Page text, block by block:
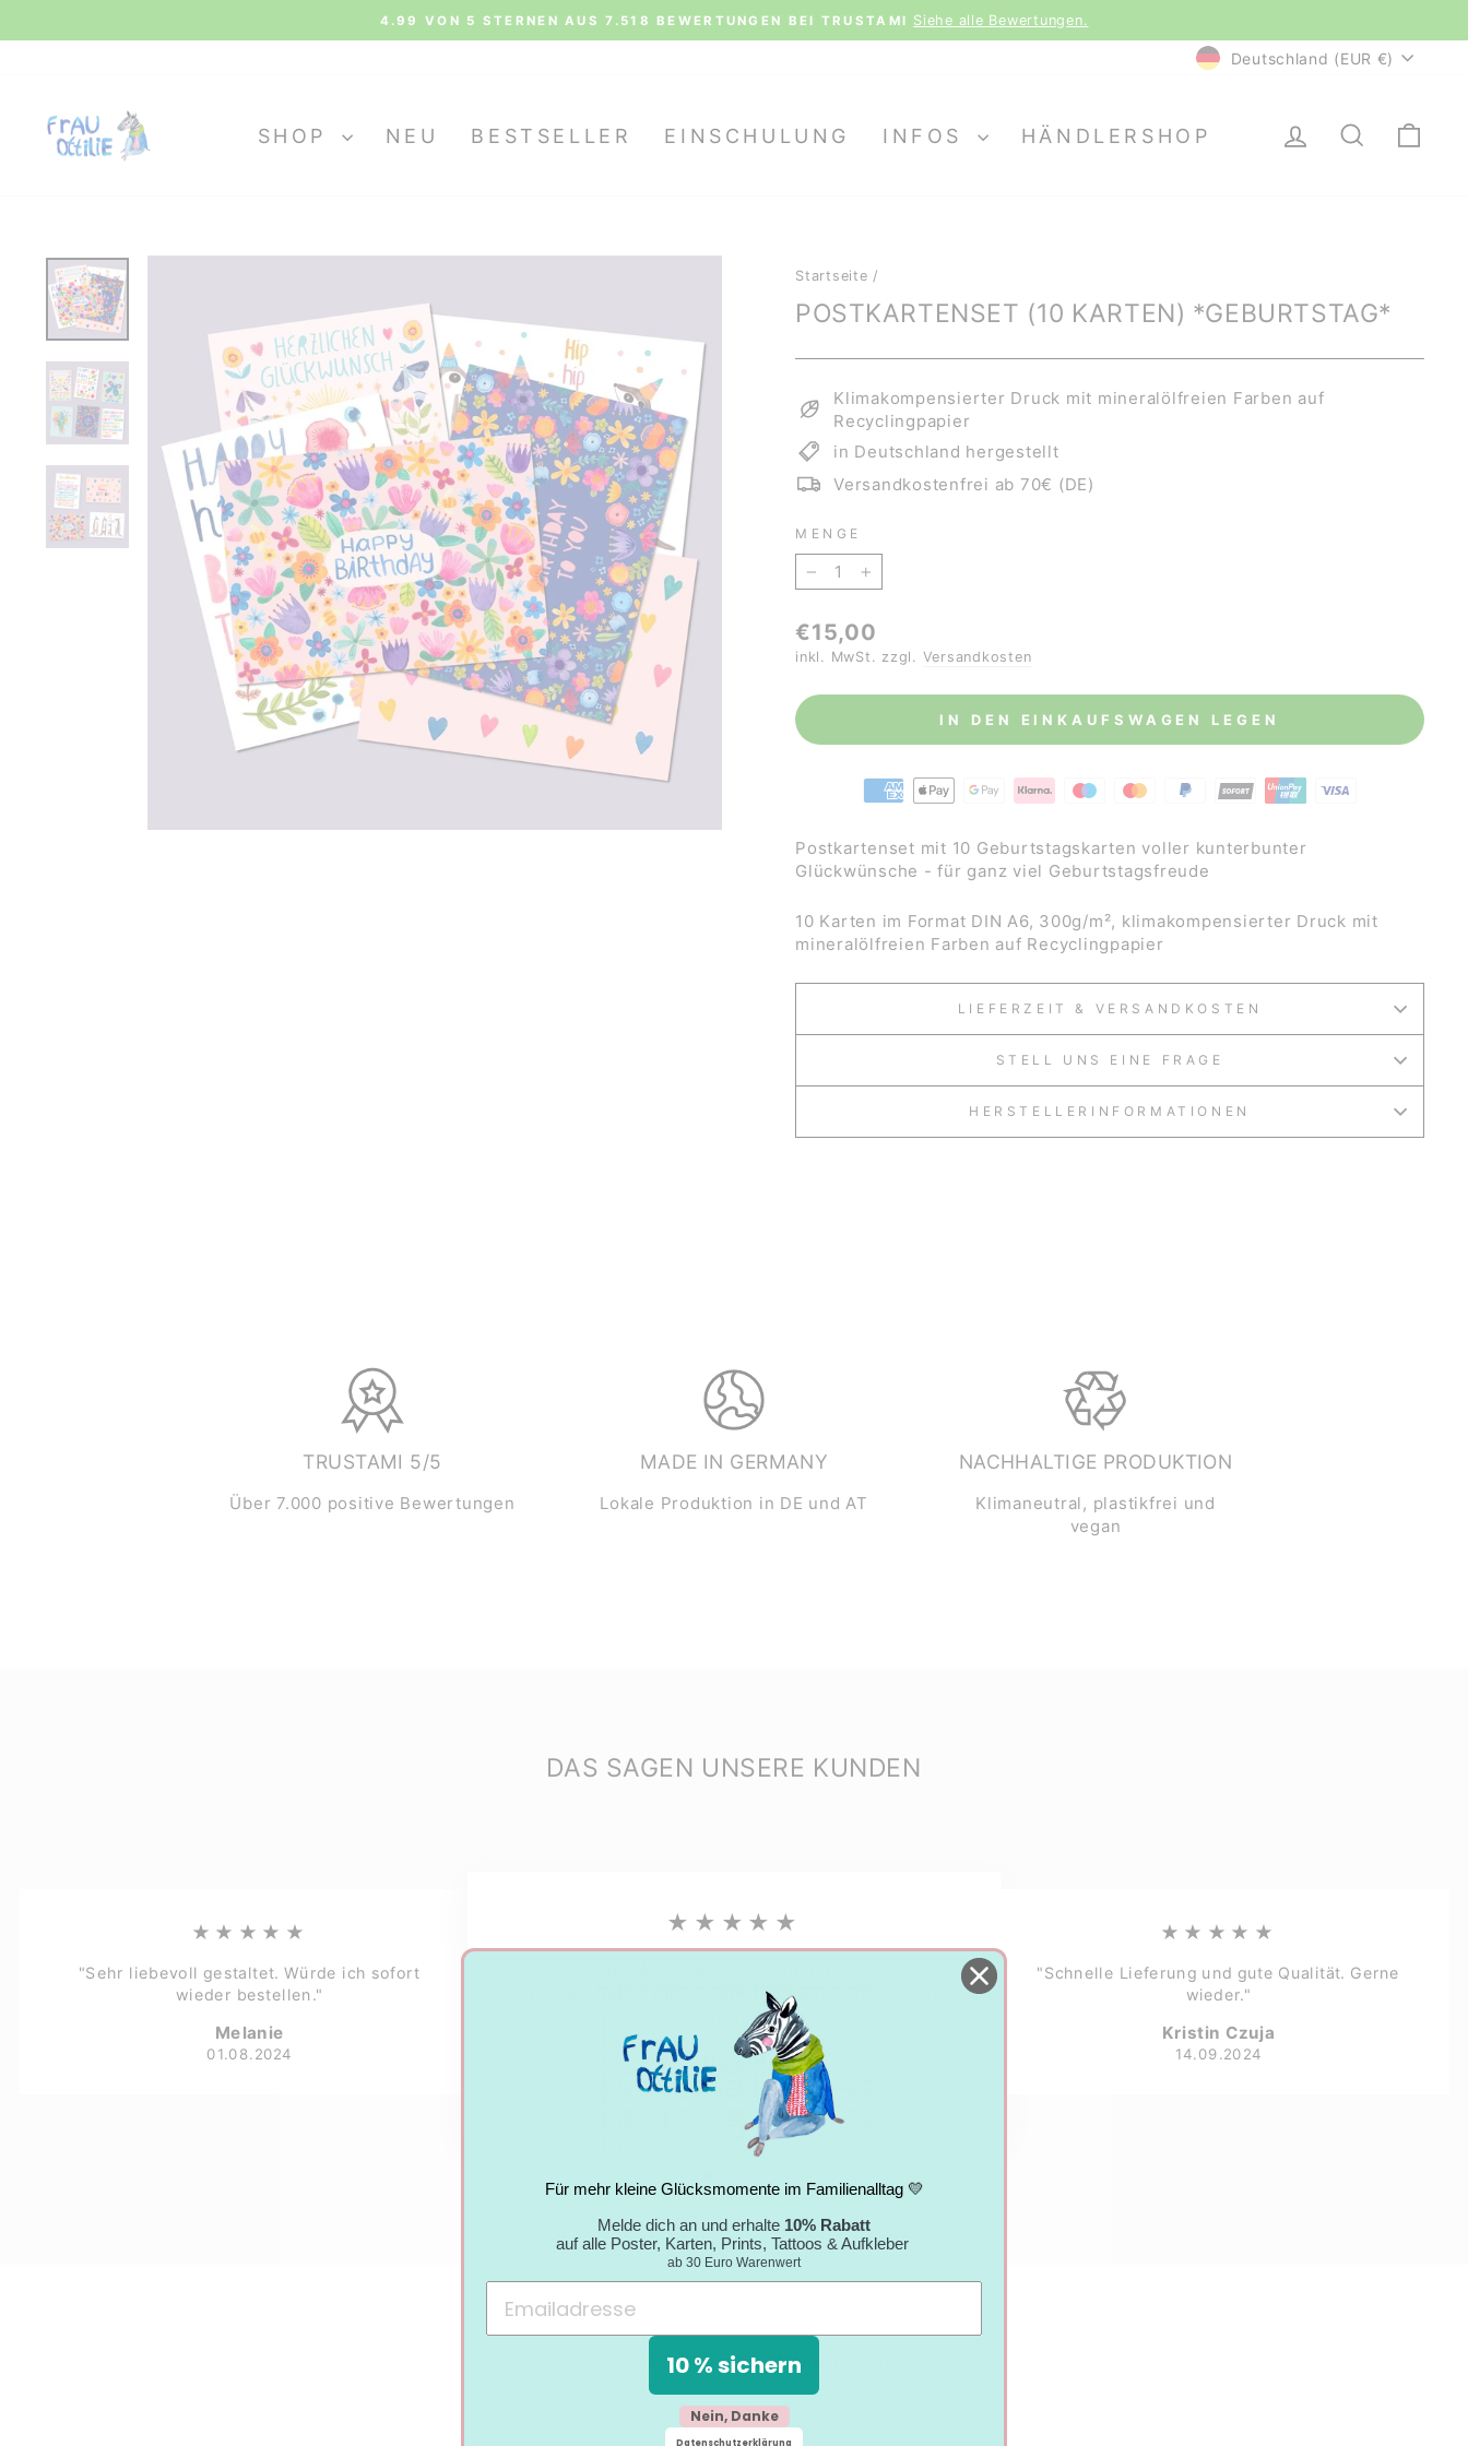
Pause
4.99 VON 5 STERNEN AUS 7.518 BEWERTUNGEN BEI TRUSTAMI Siehe alle Bewertungen.
WÄHRUNG
Deutschland (EUR €)
SHOP NEU BESTSELLER EINSCHULUNG INFOS HÄNDLERSHOP EINLOGGEN
SUCHE
Startseite /
POSTKARTENSET (10 KARTEN) *GEBURTSTAG*
Klimakompensierter Druck mit mineralölfreien Farben auf
Recyclingpapier
in Deutschland hergestellt
Versandkostenfrei ab 70€ (DE)
MENGE
− +
Normaler
Preis
€15,00
inkl. MwSt. zzgl. Versandkosten
IN DEN EINKAUFSWAGEN LEGEN
Postkartenset mit 10 Geburtstagskarten voller kunterbunter
Glückwünsche - für ganz viel Geburtstagsfreude
10 Karten im Format DIN A6, 300g/m², klimakompensierter Druck mit
mineralölfreien Farben auf Recyclingpapier
LIEFERZEIT & VERSANDKOSTEN
STELL UNS EINE FRAGE
HERSTELLERINFORMATIONEN
TRUSTAMI 5/5
Über 7.000 positive Bewertungen
MADE IN GERMANY
Lokale Produktion in DE und AT
NACHHALTIGE PRODUKTION
Klimaneutral, plastikfrei und
vegan
DAS SAGEN UNSERE KUNDEN
★★★★★
"Sehr liebevoll gestaltet. Würde ich sofort
wieder bestellen."
Melanie
01.08.2024
★★★★★
nettes Paket mit tollem Umschlag; jederzeit
wieder."
Nicole
05.09.2024
★★★★★
"Schnelle Lieferung und gute Qualität. Gerne
wieder."
Kristin Czuja
14.09.2024
Siehe dir alle Bewertungen an.
Für mehr kleine Glücksmomente im Familienalltag 💛
Melde dich an und erhalte 10% Rabatt
auf alle Poster, Karten, Prints, Tattoos & Aufkleber
ab 30 Euro Warenwert
10 % sichern
Nein, Danke